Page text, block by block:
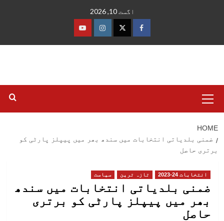
اگست 10, 2026
فیس
ٹوئٹرانسٹاگرام
یوٹیوب
Menu
HOME
ضمنی بلدیاتی انتخابات میں سندھ بھر میں پیپلز پارٹی کو
برتری حاصل
انتخابات 24-2023 تازہ ترین سیاست
ضمنی بلدیاتی انتخابات میں سندھ
بھر میں پیپلز پارٹی کو برتری
حاصل